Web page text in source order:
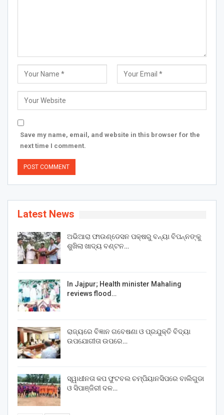
Save my name, email, and website in this browser for the
next time I comment.
Latest News
ଅଭିଆରା ଫାଉଣ୍ଡେସନ ପକ୍ଷରୁ ବନ୍ୟା ବିପନ୍ନଙ୍କୁ
ଶୁଖିଲା ଖାଦ୍ୟ ବଣ୍ଟନ…
In Jajpur; Health minister Mahaling
reviews flood…
ରାଜ୍ୟରେ ବିଜ୍ଞାନ ଗବେଷଣା ଓ ପ୍ରଯୁକ୍ତି ବିଦ୍ୟା
ଉପଯୋଗୀତା ଉପରେ…
ସ୍ୱାଧୀନତା କପ ଫୁଟବଲ ଚମ୍ପିୟାନସିପରେ ବାଲିଗୁଡା
ଓ ସିପାଞ୍ଜିରୀ ଦଳ…